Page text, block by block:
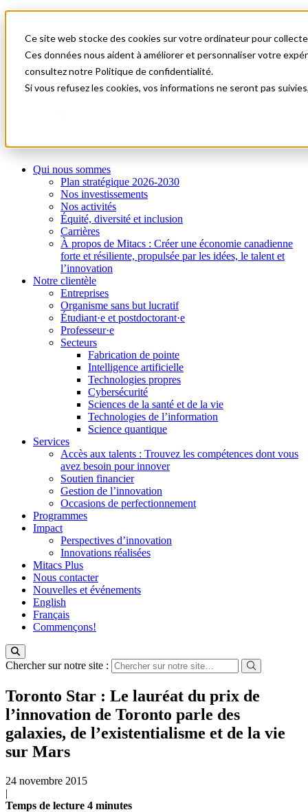
Ce site web stocke des cookies sur votre ordinateur pour
Ces données nous aident à améliorer et personnaliser votre
consultez notre Politique de confidentialité.
Si vous refusez les cookies, vos informations ne seront pas
Nouvelles et événements
English
Commençons!
Qui nous sommes
Plan stratégique 2026-2030
Nos investissements
Nos activités
Équité, diversité et inclusion
Carrières
À propos de Mitacs : Créer une économie canadienne
forte et résiliente, propulsée par les idées, le talent et
l’innovation
Notre clientèle
Entreprises
Organisme sans but lucratif
Étudiant·e et postdoctorant·e
Professeur·e
Secteurs
Fabrication de pointe
Intelligence artificielle
Technologies propres
Cybersécurité
Sciences de la santé et de la vie
Technologies de l’information
Science quantique
Services
Accès aux talents : Trouvez les compétences dont vous
avez besoin pour innover
Soutien financier
Gestion de l’innovation
Occasions de perfectionnement
Programmes
Impact
Perspectives d’innovation
Innovations réalisées
Mitacs Plus
Nous contacter
Nouvelles et événements
English
Français
Commençons!
Chercher sur notre site :
Toronto Star : Le lauréat du prix de
l’innovation de Toronto parle des
galaxies, de l’existentialisme et de la vie
sur Mars
24 novembre 2015
|
Temps de lecture 4 minutes